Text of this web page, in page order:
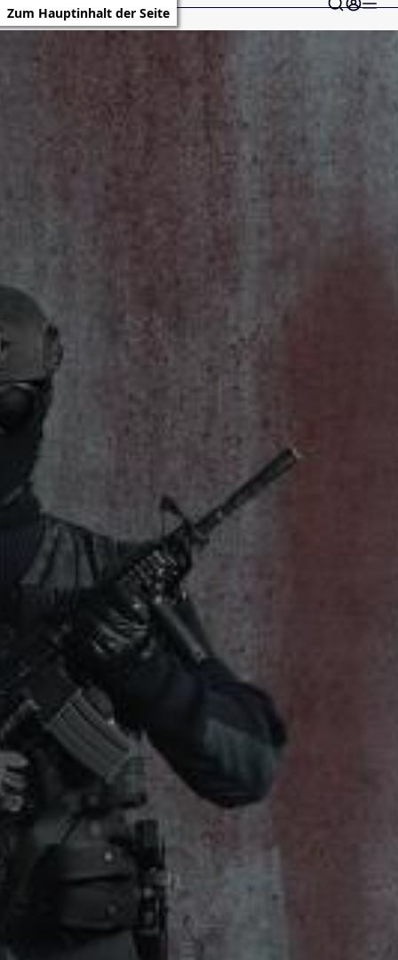
Zum Hauptinhalt der Seite